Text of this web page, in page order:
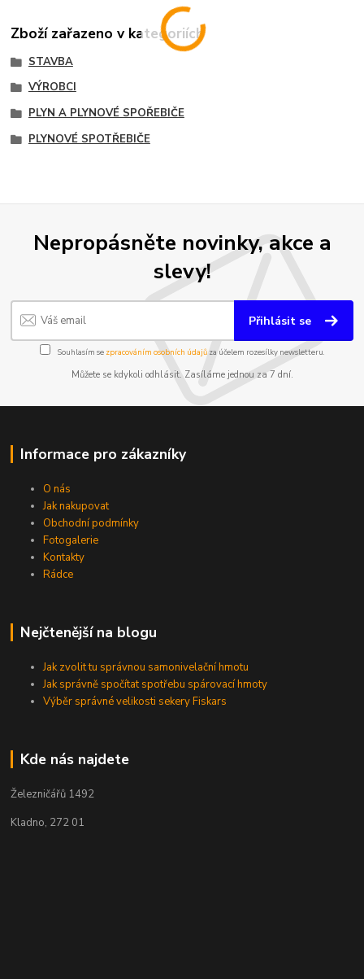
Zboží zařazeno v kategoriích
STAVBA
VÝROBCI
PLYN A PLYNOVÉ SPOŘEBIČE
PLYNOVÉ SPOTŘEBIČE
Nepropásněte novinky, akce a
slevy!
Přihlásit se
Souhlasím se zpracováním osobních údajůza účelem rozesílky newsletteru.
Můžete se kdykoli odhlásit. Zasíláme jednou za 7 dní.
Informace pro zákazníky
O nás
Jak nakupovat
Obchodní podmínky
Fotogalerie
Kontakty
Rádce
Nejčtenější na blogu
Jak zvolit tu správnou samonivelační hmotu
Jak správně spočítat spotřebu spárovací hmoty
Výběr správné velikosti sekery Fiskars
Kde nás najdete
Železničářů 1492
Kladno, 272 01